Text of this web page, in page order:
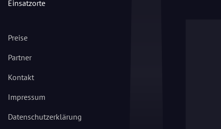
Einsatzorte
Preise
Partner
Kontakt
Impressum
Datenschutzerklärung